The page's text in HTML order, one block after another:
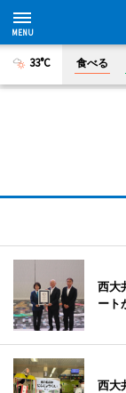
33°C 食べる
西大
ート
西大